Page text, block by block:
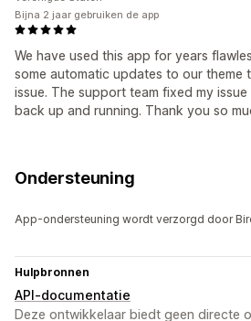
We have used this app for years
some automatic updates to our theme
issue. The support team fixed my
back up and running. Thank you so
Bijna 2 jaar gebruiken de app
Ondersteuning
App-ondersteuning wordt verzorgd door
Hulpbronnen
API-documentatie
Deze ontwikkelaar biedt geen directe